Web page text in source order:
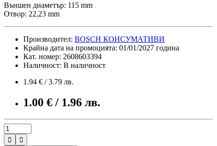
Външен диаметър: 115 mm
Отвор: 22,23 mm
Производител: BOSCH КОНСУМАТИВИ
Крайна дата на промоцията: 01/01/2027 година
Кат. номер: 2608603394
Наличност: В наличност
1.94 € / 3.79 лв.
1.00 € / 1.96 лв.

